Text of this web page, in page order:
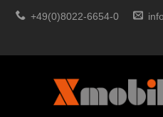
+49(0)8022-6654-0